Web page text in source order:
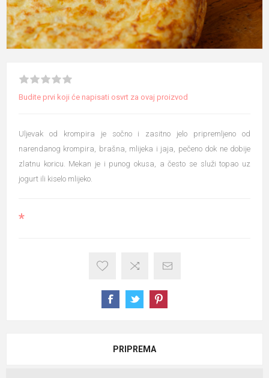
Budite prvi koji će napisati osvrt za ovaj proizvod
Uljevak od krompira je sočno i zasitno jelo pripremljeno od
narendanog krompira, brašna, mlijeka i jaja, pečeno dok ne dobije
zlatnu koricu. Mekan je i punog okusa, a često se služi topao uz
jogurt ili kiselo mlijeko.
*
PRIPREMA